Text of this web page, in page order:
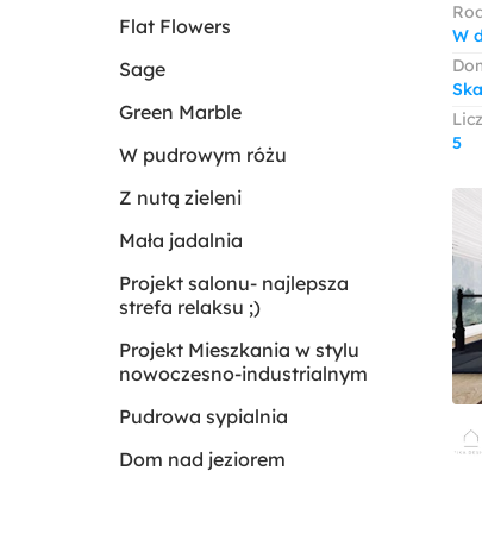
W
5
Flat Flowers
Sage
Green Marble
W pudrowym różu
Z nutą zieleni
Mała jadalnia
Projekt salonu- najlepsza
strefa relaksu ;)
Projekt Mieszkania w stylu
nowoczesno-industrialnym
Pudrowa sypialnia
Dom nad jeziorem